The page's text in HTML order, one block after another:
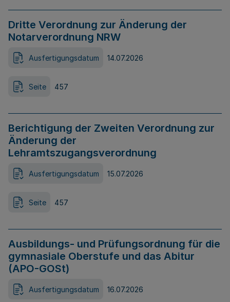
Dritte Verordnung zur Änderung der
Notarverordnung NRW
Ausfertigungsdatum 14.07.2026
Seite 457
Berichtigung der Zweiten Verordnung zur
Änderung der
Lehramtszugangsverordnung
Ausfertigungsdatum 15.07.2026
Seite 457
Ausbildungs- und Prüfungsordnung für die
gymnasiale Oberstufe und das Abitur
(APO-GOSt)
Ausfertigungsdatum 16.07.2026